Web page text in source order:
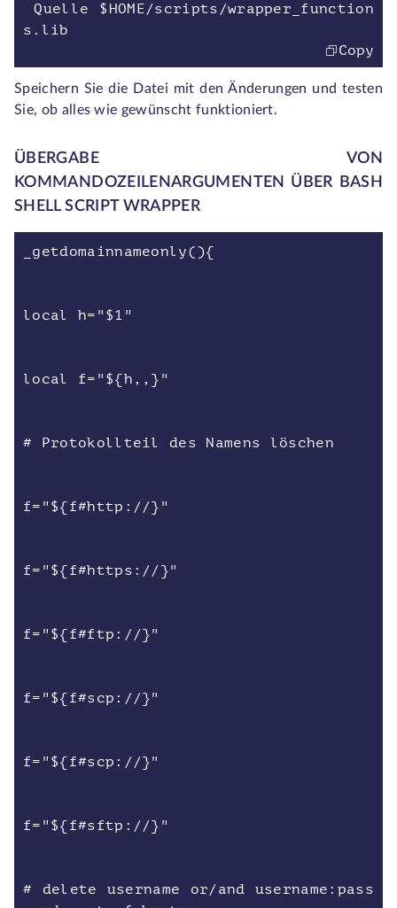
Quelle $HOME/scripts/wrapper_function
s.lib
Copy
Speichern Sie die Datei mit den Änderungen und testen
Sie, ob alles wie gewünscht funktioniert.
ÜBERGABE VON
KOMMANDOZEILENARGUMENTEN ÜBER BASH
SHELL SCRIPT WRAPPER
_getdomainnameonly(){
local h="$1"
local f="${h,,}"
# Protokollteil des Namens löschen
f="${f#http://}"
f="${f#https://}"
f="${f#ftp://}"
f="${f#scp://}"
f="${f#scp://}"
f="${f#sftp://}"
# delete username or/and username:pass